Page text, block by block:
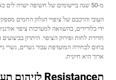
מ-50 שנה ביישומים של חשיפה ישרה לים כאשר הם מעוצבים ומורכבים כראוי.
העובי והרכבם של ציפויי הגלוון החמים
חדירת לחות ופירוק הציפוי. היתרון
בחום לבחירה המועדפת עבור גשרים, גשרי
ארוך היא חיונית.
תResistance לזיהום תעשייתי ואורבני